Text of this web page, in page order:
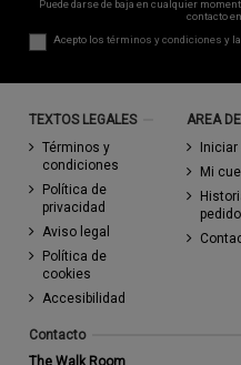
Puede darse de baja en cualquier
contacto
Acepto lostérminos y condiciones y la
TEXTOS LEGALES
Términos y
condiciones
Política de
privacidad
Aviso legal
Política de
cookies
Accesibilidad
AREA
Mi
Contacto
The Walk Room